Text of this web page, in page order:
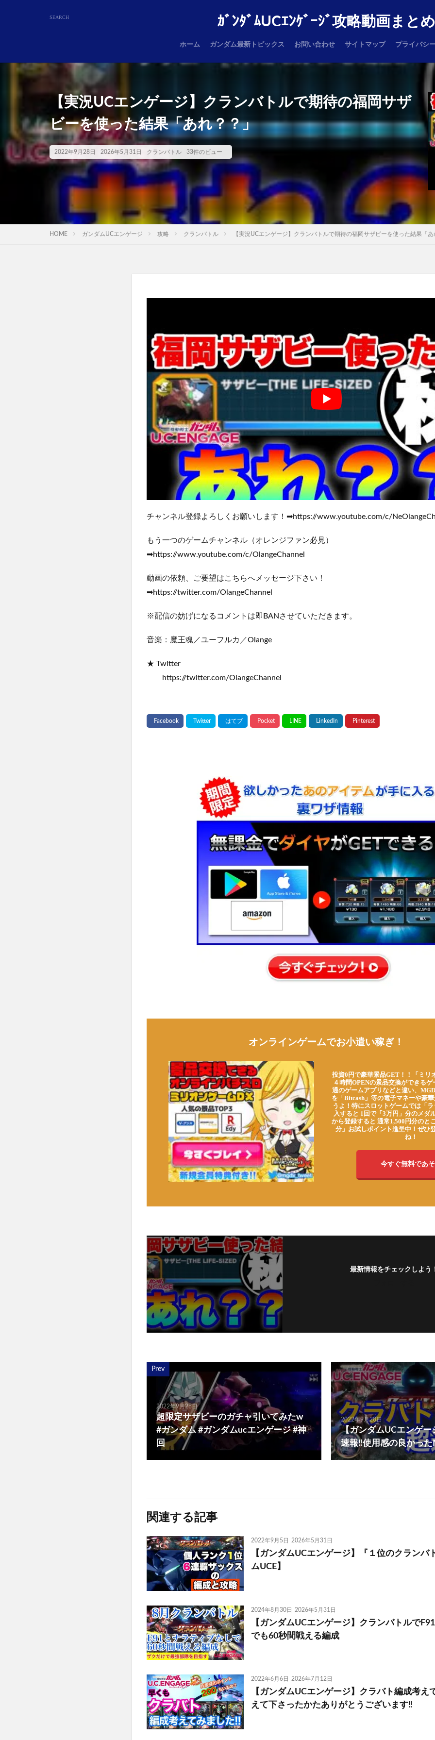
ｶﾞﾝﾀﾞﾑUCｴﾝｹﾞｰｼﾞ攻略動画まとめ
ホーム ガンダム最新トピックス お問い合わせ サイトマップ プライバシ
【実況UCエンゲージ】クランバトルで期待の福岡サザ
ビーを使った結果「あれ？？」
2022年9月28日 2026年5月31日 クランバトル 33件のビュー
HOME ガンダムUCエンゲージ 攻略 クランバトル 【実況UCエンゲージ】クランバトルで期待の福岡サザビーを使った結果「
チャンネル登録よろしくお願いします！➡https://www.youtube.com/c/
もう一つのゲームチャンネル（オレンジファン必見）
➡https://www.youtube.com/c/OlangeChannel
動画の依頼、ご要望はこちらへメッセージ下さい！
➡https://twitter.com/OlangeChannel
※配信の妨げになるコメントは即BANさせていただきます。
音楽：魔王魂／ユーフルカ／Olange
★ Twitter
https://twitter.com/OlangeChannel
オンラインゲームでお小遣い稼ぎ！
投資0円で豪華景品GET！！「ミリ
４時間OPENの景品交換ができる
通のゲームアプリなどと違い、
を「Bitcash」等の電子マネーや豪
うよ！特にスロットゲームでは「
入すると 1回で「3万円」分のメダ
から登録すると 通常1,500円分のと
分」お試しポイント進呈中！ぜひ
ね！
今すぐ無料であ
最新情報をチェックしよう
Prev
2022年9月28日
超限定サザビーのガチャ引いてみたw
#ガンダム #ガンダムucエンゲージ #神
回
2022年9月28日
【ガンダムUCエンゲー
速報‼️使用感の良かった
関連する記事
2022年9月5日 2026年5月31日
【ガンダムUCエンゲージ】『１位のクランバ
ムUCE】
2024年8月30日 2026年5月31日
【ガンダムUCエンゲージ】クランバトルで
でも60秒間戦える編成
2022年6月6日 2026年7月12日
【ガンダムUCエンゲージ】クラバト編成考え
えて下さったかたありがとうございます‼️